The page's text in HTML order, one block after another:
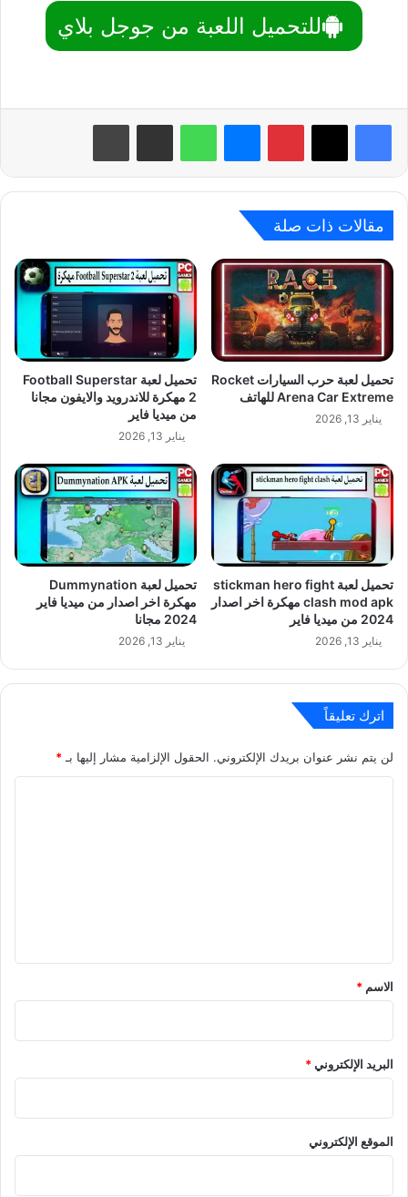
للتحميل اللعبة من جوجل بلاي
بينتيريست واتساب
مقالات ذات صلة
تحميل لعبة حرب السيارات Rocket
Arena Car Extreme للهاتف
يناير 13, 2026
تحميل لعبة Football Superstar
2 مهكرة للاندرويد والايفون مجانا
من ميديا فاير
يناير 13, 2026
تحميل لعبة stickman hero fight
clash mod apk مهكرة اخر اصدار
2024 من ميديا فاير
يناير 13, 2026
تحميل لعبة Dummynation
مهكرة اخر اصدار من ميديا فاير
2024 مجانا
يناير 13, 2026
اترك تعليقاً
لن يتم نشر عنوان بريدك الإلكتروني. الحقول الإلزامية مشار إليها بـ *
*
الاسم *
البريد الإلكتروني*
الموقع الإلكتروني